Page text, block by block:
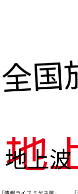
全国
地
地上波